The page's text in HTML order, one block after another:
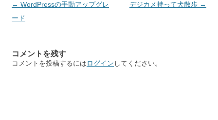
投
稿
ゲ
← WordPressの手動アップグレ
ード
デジカメ持って犬散歩 →
コメントを残す
コメントを投稿するにはログイン してください。